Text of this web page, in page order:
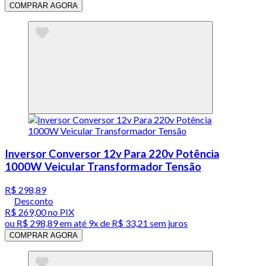
COMPRAR AGORA
Inversor Conversor 12v Para 220v Potência
1000W Veicular Transformador Tensão
R$ 298,89
Desconto
R$ 269,00no PIX
ou R$ 298,89em até 9x de R$ 33,21 sem juros
COMPRAR AGORA